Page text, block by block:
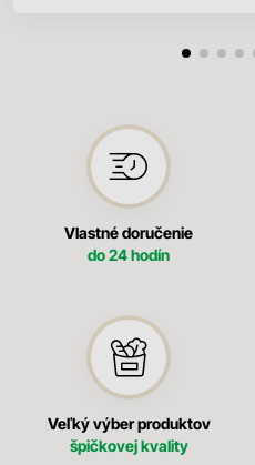
Vlastné doručenie
do 24 hodín
Veľký výber produktov
špičkovej kvality